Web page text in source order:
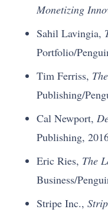
Monetizing
Sahil Lavingia,
Portfolio/
Tim Ferriss,
Publishing/
Cal Newport,
Publishing,
Eric Ries, The
Business/
Stripe Inc.,